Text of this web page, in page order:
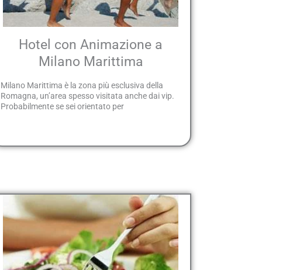
Hotel con Animazione a
Milano Marittima
Milano Marittima è la zona più esclusiva della
Romagna, un’area spesso visitata anche dai vip.
Probabilmente se sei orientato per